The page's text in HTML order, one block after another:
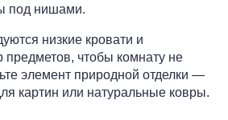
под нишами.
низкие кровати и
чтобы комнату не
элемент природной отделки —
картин или натуральные ковры.